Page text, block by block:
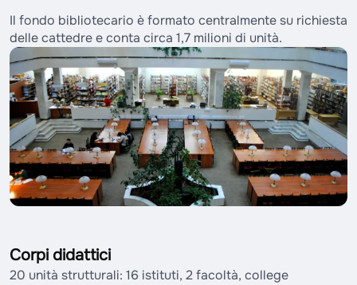
Il fondo bibliotecario è formato centralmente su richiesta
delle cattedre e conta circa 1,7 milioni di unità.
Corpi didattici
20 unità strutturali: 16 istituti, 2 facoltà, college